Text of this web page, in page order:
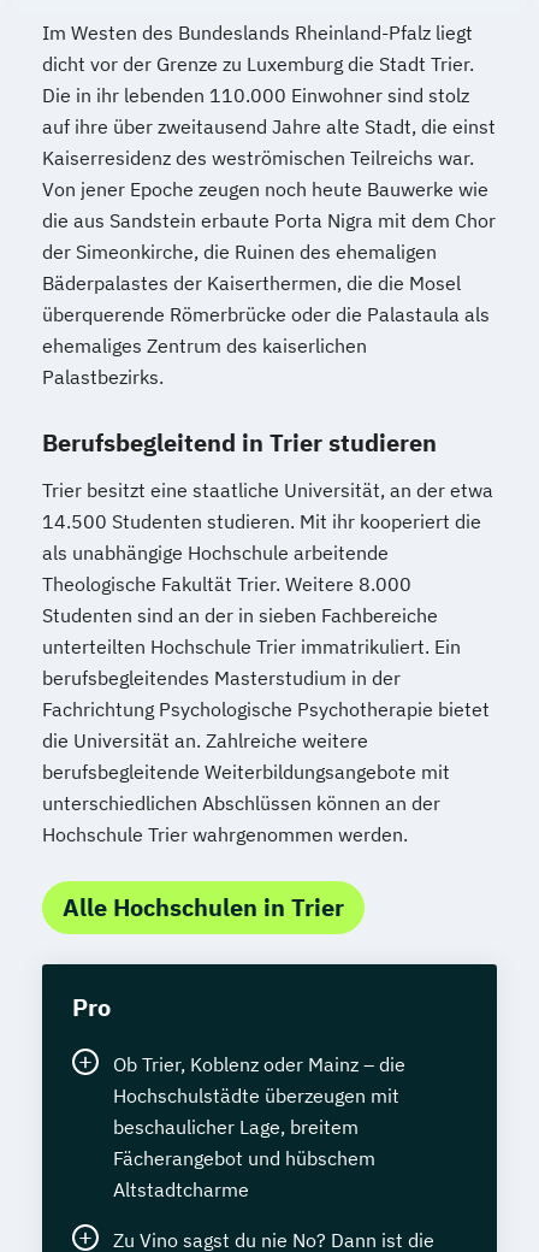
Personalentwicklung
Personalmanagement
Pflegemanagement
Pflegepädagogik
Physiotherapie
Product Management (DE/EN)
Produktdesign
Projektmanagement (DE/EN)
Psychologie Public Health
Public Management
Public Management für
Public Relations und Kommunikation
Pädagogik
Pädagogik für Bildung
Beratung und Personalentwicklung
Pädagogik Bildungsberatung und Leitung
Robotics (DE/EN) Social Media
Softwareentwicklung (DE/EN)
Soziale Arbeit
Soziale Arbeit Schwerpunkt Kinder und
Jugendliche
Sozialmanagement
Sozialpädagogik und Inklusion
Supply Chain Management
Tourismusmanagement UX Design
Umweltingenieurwesen
Vertragsrecht
Wirtschaftsingenieurwesen (DE/EN)
Wirtschaftsingenieurwesen Medizintechnik
Wirtschaftspsychologie (DE/EN)
Wirtschaftsrecht
Im Westen des Bundeslands Rheinland-Pfalz liegt
dicht vor der Grenze zu Luxemburg die Stadt Trier.
Die in ihr lebenden 110.000 Einwohner sind stolz
auf ihre über zweitausend Jahre alte Stadt, die einst
Kaiserresidenz des weströmischen Teilreichs war.
Von jener Epoche zeugen noch heute Bauwerke wie
die aus Sandstein erbaute Porta Nigra mit dem Chor
der Simeonkirche, die Ruinen des ehemaligen
Bäderpalastes der Kaiserthermen, die die Mosel
überquerende Römerbrücke oder die Palastaula als
ehemaliges Zentrum des kaiserlichen
Palastbezirks.
Berufsbegleitend in Trier studieren
Trier besitzt eine staatliche Universität, an der etwa
14.500 Studenten studieren. Mit ihr kooperiert die
als unabhängige Hochschule arbeitende
Theologische Fakultät Trier. Weitere 8.000
Studenten sind an der in sieben Fachbereiche
unterteilten Hochschule Trier immatrikuliert. Ein
berufsbegleitendes Masterstudium in der
Fachrichtung Psychologische Psychotherapie bietet
die Universität an. Zahlreiche weitere
berufsbegleitende Weiterbildungsangebote mit
unterschiedlichen Abschlüssen können an der
Hochschule Trier wahrgenommen werden.
Alle Hochschulen in Trier
Pro
Ob Trier, Koblenz oder Mainz – die
Hochschulstädte überzeugen mit
beschaulicher Lage, breitem
Fächerangebot und hübschem
Altstadtcharme
Zu Vino sagst du nie No? Dann ist die